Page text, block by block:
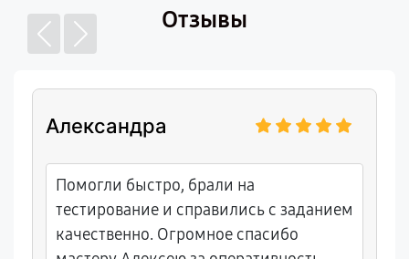
Отзывы
Александра
Помогли быстро, брали на
тестирование и справились с заданием
качественно. Огромное спасибо